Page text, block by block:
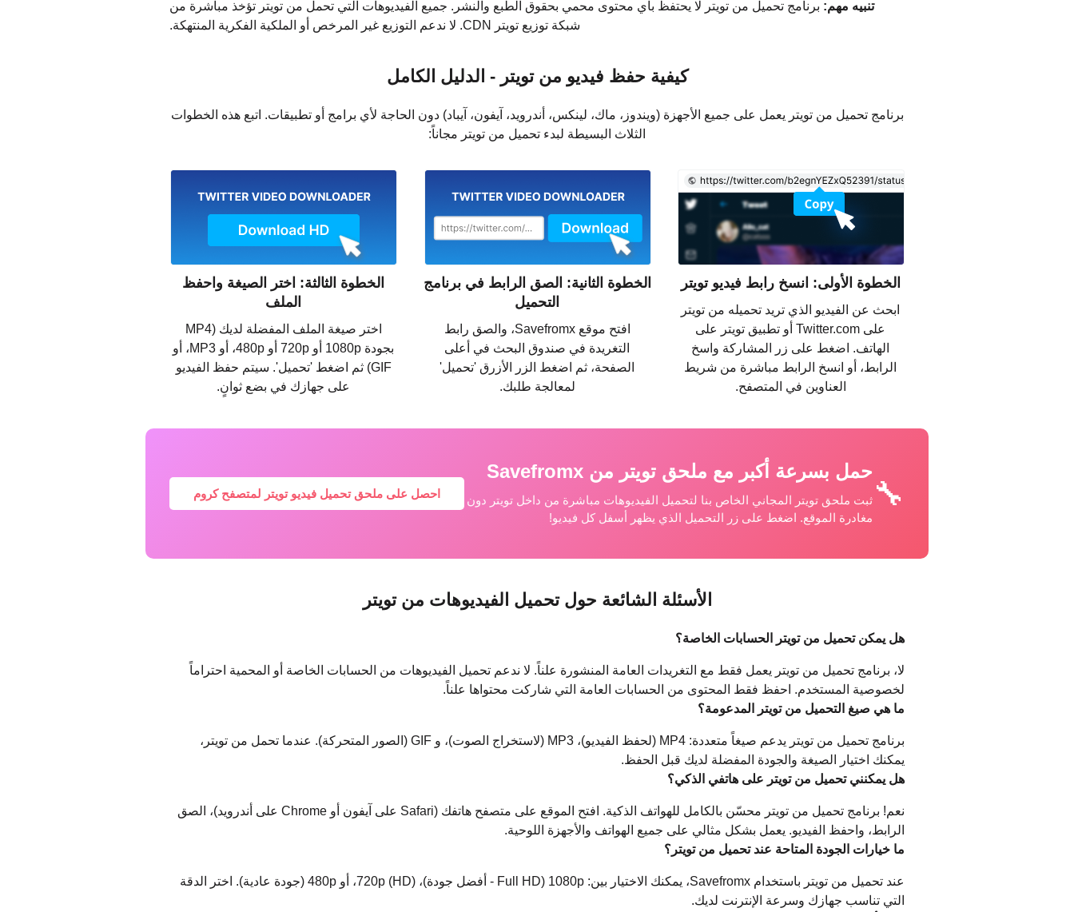
تنبيه مهم: برنامج تحميل من تويتر لا يحتفظ بأي محتوى محمي بحقوق الطبع والنشر. جميع الفيديوهات التي تحمل من تويتر تؤخذ مباشرة من
شبكة توزيع تويتر CDN. لا ندعم التوزيع غير المرخص أو الملكية الفكرية المنتهكة.
كيفية حفظ فيديو من تويتر - الدليل الكامل
برنامج تحميل من تويتر يعمل على جميع الأجهزة (ويندوز، ماك، لينكس، أندرويد، آيفون، آيباد) دون الحاجة لأي برامج أو تطبيقات. اتبع هذه الخطوات
الثلاث البسيطة لبدء تحميل من تويتر مجاناً:
الخطوة الأولى: انسخ رابط فيديو تويتر
ابحث عن الفيديو الذي تريد تحميله من تويتر
على Twitter.com أو تطبيق تويتر على
الهاتف. اضغط على زر المشاركة واسخ
الرابط، أو انسخ الرابط مباشرة من شريط
العناوين في المتصفح.
الخطوة الثانية: الصق الرابط في برنامج
التحميل
افتح موقع Savefromx، والصق رابط
التغريدة في صندوق البحث في أعلى
الصفحة، ثم اضغط الزر الأزرق 'تحميل'
لمعالجة طلبك.
الخطوة الثالثة: اختر الصيغة واحفظ
الملف
اختر صيغة الملف المفضلة لديك (MP4
بجودة 1080p أو 720p أو 480p، أو MP3، أو
GIF) ثم اضغط 'تحميل'. سيتم حفظ الفيديو
على جهازك في بضع ثوانٍ.
🔧
حمل بسرعة أكبر مع ملحق تويتر من Savefromx
ثبت ملحق تويتر المجاني الخاص بنا لتحميل الفيديوهات مباشرة من داخل تويتر دون
مغادرة الموقع. اضغط على زر التحميل الذي يظهر أسفل كل فيديو!
احصل على ملحق تحميل فيديو تويتر لمتصفح كروم
الأسئلة الشائعة حول تحميل الفيديوهات من تويتر
هل يمكن تحميل من تويتر الحسابات الخاصة؟
لا، برنامج تحميل من تويتر يعمل فقط مع التغريدات العامة المنشورة علناً. لا ندعم تحميل الفيديوهات من الحسابات الخاصة أو المحمية احتراماً
لخصوصية المستخدم. احفظ فقط المحتوى من الحسابات العامة التي شاركت محتواها علناً.
ما هي صيغ التحميل من تويتر المدعومة؟
برنامج تحميل من تويتر يدعم صيغاً متعددة: MP4 (لحفظ الفيديو)، MP3 (لاستخراج الصوت)، و GIF (الصور المتحركة). عندما تحمل من تويتر،
يمكنك اختيار الصيغة والجودة المفضلة لديك قبل الحفظ.
هل يمكنني تحميل من تويتر على هاتفي الذكي؟
نعم! برنامج تحميل من تويتر محسّن بالكامل للهواتف الذكية. افتح الموقع على متصفح هاتفك (Safari على آيفون أو Chrome على أندرويد)، الصق
الرابط، واحفظ الفيديو. يعمل بشكل مثالي على جميع الهواتف والأجهزة اللوحية.
ما خيارات الجودة المتاحة عند تحميل من تويتر؟
عند تحميل من تويتر باستخدام Savefromx، يمكنك الاختيار بين: 1080p (Full HD - أفضل جودة)، 720p (HD)، أو 480p (جودة عادية). اختر الدقة
التي تناسب جهازك وسرعة الإنترنت لديك.